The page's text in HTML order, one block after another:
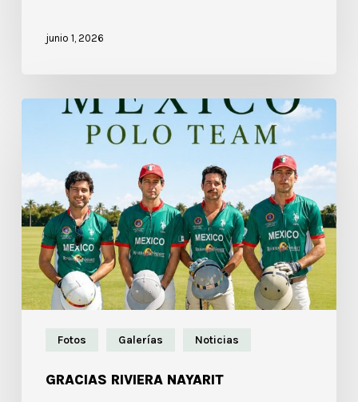
junio 1, 2026
Fotos Galerías Noticias
GRACIAS RIVIERA NAYARIT